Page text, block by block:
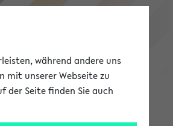
eKVV
während andere uns
mit unserer Webseite zu
der Seite finden Sie auch